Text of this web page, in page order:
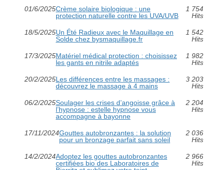
01/6/2025Crème solaire biologique : une
protection naturelle contre les UVA/UVB
1 754
Hits
18/5/2025Un Été Radieux avec le Maquillage en
Solde chez bysmaquillage.fr
1 542
Hits
17/3/2025Matériel médical protection : choisissez
les gants en nitrile adaptés
1 982
Hits
20/2/2025Les différences entre les massages :
découvrez le massage à 4 mains
3 203
Hits
06/2/2025Soulager les crises d’angoisse grâce à
l’hypnose : estelle hypnose vous
accompagne à bayonne
2 204
Hits
17/11/2024Gouttes autobronzantes : la solution
pour un bronzage parfait sans soleil
2 036
Hits
14/2/2024Adoptez les gouttes autobronzantes
certifiées bio des Laboratoires de
2 966
Hits